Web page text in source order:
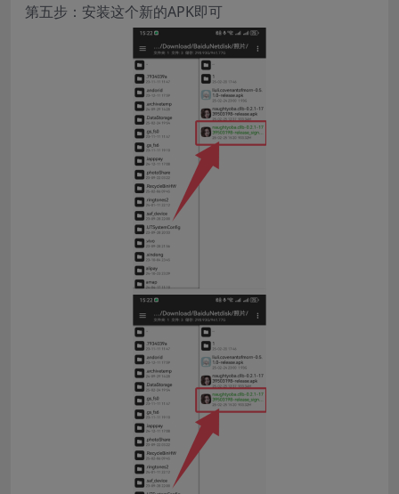
第五步：安装这个新的APK即可